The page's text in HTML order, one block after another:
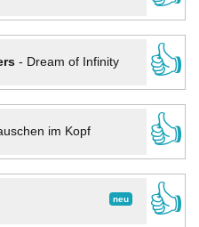
- Dream of Infinity
👍
im Kopf
👍
neu
👍